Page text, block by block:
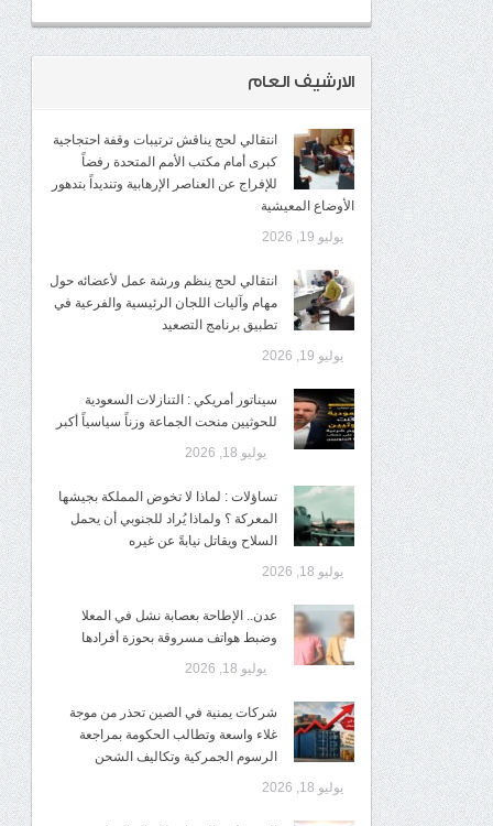
الارشيف العام
انتقالي لحج يناقش ترتيبات وقفة احتجاجية
كبرى أمام مكتب الأمم المتحدة رفضاً
للإفراج عن العناصر الإرهابية وتنديداً بتدهور
الأوضاع المعيشية
يوليو 19, 2026
انتقالي لحج ينظم ورشة عمل لأعضائه حول
مهام وآليات اللجان الرئيسية والفرعية في
تطبيق برنامج التصعيد
يوليو 19, 2026
سيناتور أمريكي : التنازلات السعودية
للحوثيين منحت الجماعة وزناً سياسياً أكبر
يوليو 18, 2026
تساؤلات : لماذا لا تخوض المملكة بجيشها
المعركة ؟ ولماذا يُراد للجنوبي أن يحمل
السلاح ويقاتل نيابةً عن غيره
يوليو 18, 2026
عدن.. الإطاحة بعصابة نشل في المعلا
وضبط هواتف مسروقة بحوزة أفرادها
يوليو 18, 2026
شركات يمنية في الصين تحذر من موجة
غلاء واسعة وتطالب الحكومة بمراجعة
الرسوم الجمركية وتكاليف الشحن
يوليو 18, 2026